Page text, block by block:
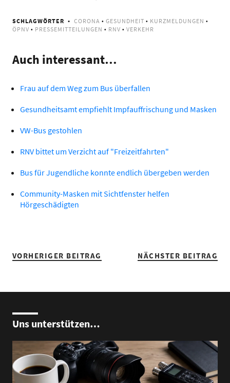
SCHLAGWÖRTER CORONA • GESUNDHEIT • KURZMELDUNGEN •
ÖPNV • PRESSEMITTEILUNGEN • RNV • VERKEHR
Auch interessant…
Frau auf dem Weg zum Bus überfallen
Gesundheitsamt empfiehlt Impfauffrischung und Masken
VW-Bus gestohlen
RNV bittet um Verzicht auf "Freizeitfahrten"
Bus für Jugendliche konnte endlich übergeben werden
Community-Masken mit Sichtfenster helfen
Hörgeschädigten
VORHERIGER BEITRAG NÄCHSTER BEITRAG
Uns unterstützen…